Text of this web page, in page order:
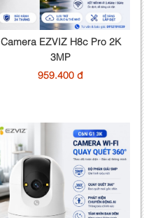
Camera EZVIZ H8c Pro 2K
3MP
959.400 đ